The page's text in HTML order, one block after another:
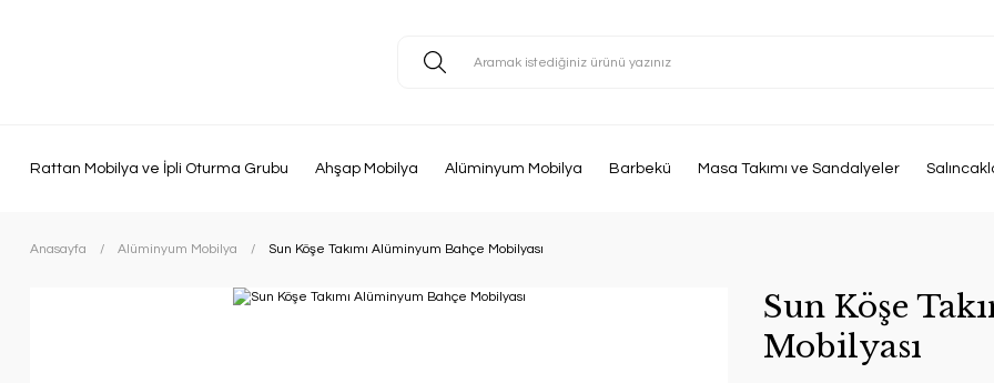
Rattan Mobilya ve İpli Oturma Grubu Ahşap Mobilya Alüminyum Mobilya Barbekü Masa Takımı ve Sandalyeler
Anasayfa Alüminyum Mobilya Sun Köşe Takımı Alüminyum Bahçe Mobilyası
Sun Köşe
Mobilyası